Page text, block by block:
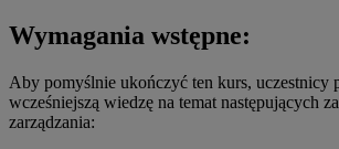
Wymagania wstępne:
Aby pomyślnie ukończyć ten kurs, uczestnicy
wcześniejszą wiedzę na temat następujących
zarządzania: